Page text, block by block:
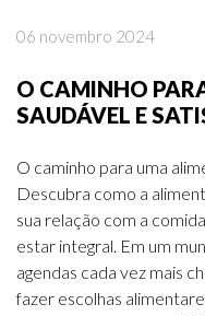
06 novembro 2024
O CAMINHO
SAUDÁVEL E
O caminho para uma
Descubra como a
sua relação com a
estar integral. Em um
agendas cada vez mais
fazer escolhas